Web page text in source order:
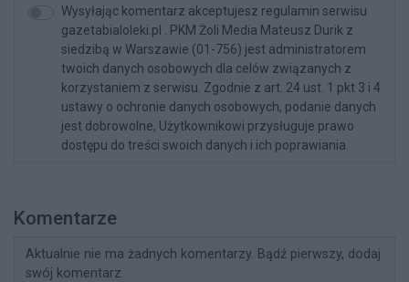
Wysyłając komentarz akceptujesz regulamin serwisu
gazetabialoleki.pl . PKM Żoli Media Mateusz Durik z
siedzibą w Warszawie (01-756) jest administratorem
twoich danych osobowych dla celów związanych z
korzystaniem z serwisu. Zgodnie z art. 24 ust. 1 pkt 3 i 4
ustawy o ochronie danych osobowych, podanie danych
jest dobrowolne, Użytkownikowi przysługuje prawo
dostępu do treści swoich danych i ich poprawiania.
Komentarze
Aktualnie nie ma żadnych komentarzy. Bądź pierwszy, dodaj
swój komentarz.